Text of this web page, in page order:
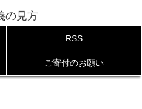
RSS
ご寄付のお願い